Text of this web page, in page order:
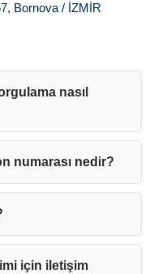
Bornova / İZMİR
nasıl
numarası nedir?
için iletişim